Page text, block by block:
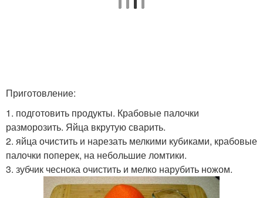
Приготовление:
1. подготовить продукты. Крабовые палочки
разморозить. Яйца вкрутую сварить.
2. яйца очистить и нарезать мелкими кубиками, крабовые
палочки поперек, на небольшие ломтики.
3. зубчик чеснока очистить и мелко нарубить ножом.